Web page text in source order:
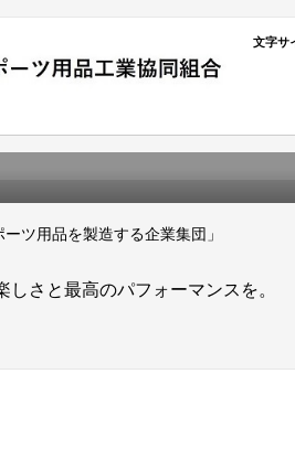
文字サ
ーツ用品を製造する企業集団」
さと最高のパフォーマンスを。